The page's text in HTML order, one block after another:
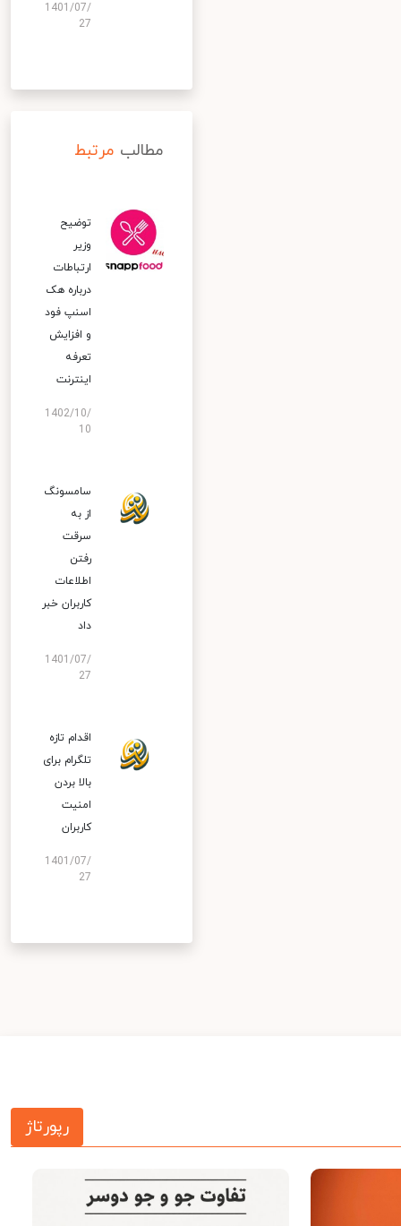
1401/07/
27
مطالب مرتبط
توضیح
وزیر
ارتباطات
درباره هک
اسنپ‌ فود
و افزایش
تعرفه
اینترنت
1402/10/
10
سامسونگ
از به
سرقت
رفتن
اطلاعات
کاربران خبر
داد
1401/07/
27
اقدام تازه
تلگرام برای
بالا بردن
امنیت
کاربران
1401/07/
27
رپورتاژ